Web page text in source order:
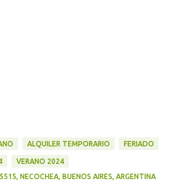
ALQUILER TEMPORARIO FERIADO
VERANO 2024
NECOCHEA, BUENOS AIRES, ARGENTINA